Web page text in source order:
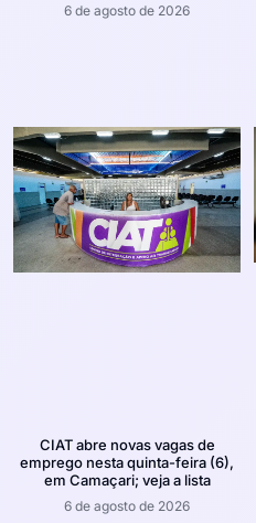
6 de agosto de 2026
CIAT abre novas vagas de
emprego nesta quinta-feira (6),
em Camaçari; veja a lista
6 de agosto de 2026